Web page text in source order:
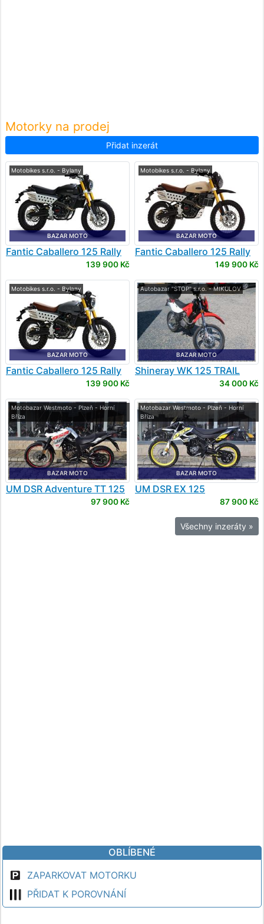
Motorky na prodej
Přidat inzerát
Motobikes s.r.o. - Bylany
BAZAR MOTO
Fantic Caballero 125 Rally
139 900 Kč
Motobikes s.r.o. - Bylany
BAZAR MOTO
Fantic Caballero 125 Rally
149 900 Kč
Motobikes s.r.o. - Bylany
BAZAR MOTO
Fantic Caballero 125 Rally
139 900 Kč
Autobazar "STOP" s.r.o. - MIKULOV
BAZAR MOTO
Shineray WK 125 TRAIL
34 000 Kč
Motobazar Westmoto - Plzeň - Horní
Bříza
BAZAR MOTO
UM DSR Adventure TT 125
97 900 Kč
Motobazar Westmoto - Plzeň - Horní
Bříza
BAZAR MOTO
UM DSR EX 125
87 900 Kč
Všechny inzeráty »
OBLÍBENÉ
ZAPARKOVAT MOTORKU
PŘIDAT K POROVNÁNÍ